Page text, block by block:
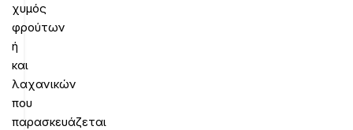
χυμός
φρούτων
ή
και
λαχανικών
που
παρασκευάζεται